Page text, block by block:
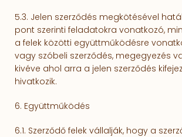
5.3. Jelen szerződés megkötésével
pont szerinti feladatokra vonatkozó,
a felek közötti együtt­mű­kö­désre
vagy szóbeli szerződés, megegyezés
kivéve ahol arra a jelen szerződés
hivatkozik.
6. Együttműködés
6.1. Szerződő felek vállalják, hogy a